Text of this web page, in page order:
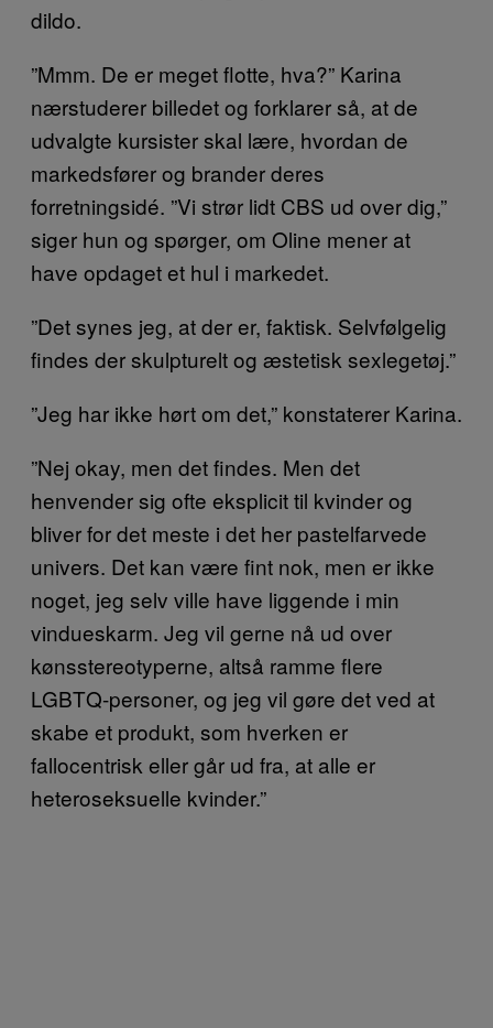
dildo.
”Mmm. De er meget flotte, hva?” Karina
nærstuderer billedet og forklarer så, at de
udvalgte kursister skal lære, hvordan de
markedsfører og brander deres
forretningsidé. ”Vi strør lidt CBS ud over dig,”
siger hun og spørger, om Oline mener at
have opdaget et hul i markedet.
”Det synes jeg, at der er, faktisk. Selvfølgelig
findes der skulpturelt og æstetisk sexlegetøj.”
”Jeg har ikke hørt om det,” konstaterer Karina.
”Nej okay, men det findes. Men det
henvender sig ofte eksplicit til kvinder og
bliver for det meste i det her pastelfarvede
univers. Det kan være fint nok, men er ikke
noget, jeg selv ville have liggende i min
vindueskarm. Jeg vil gerne nå ud over
kønsstereotyperne, altså ramme flere
LGBTQ-personer, og jeg vil gøre det ved at
skabe et produkt, som hverken er
fallocentrisk eller går ud fra, at alle er
heteroseksuelle kvinder.”